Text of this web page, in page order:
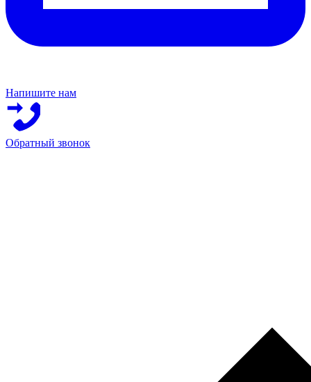
Напишите нам
Обратный звонок